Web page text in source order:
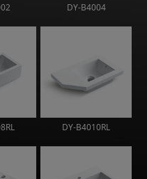
DY-B4004
DY-B4010RL